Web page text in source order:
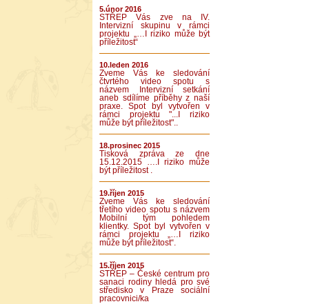
5.únor 2016
STŘEP Vás zve na IV.
Intervizní skupinu v rámci
projektu „…I riziko může být
příležitost“
10.leden 2016
Zveme Vás ke sledování
čtvrtého video spotu s
názvem Intervizní setkání
aneb sdílíme příběhy z naší
praxe. Spot byl vytvořen v
rámci projektu "...I riziko
může být příležitost"..
18.prosinec 2015
Tisková zpráva ze dne
15.12.2015 ….I riziko může
být příležitost .
19.říjen 2015
Zveme Vás ke sledování
třetího video spotu s názvem
Mobilní tým pohledem
klientky. Spot byl vytvořen v
rámci projektu „…I riziko
může být příležitost“.
15.říjen 2015
STŘEP – České centrum pro
sanaci rodiny hledá pro své
středisko v Praze sociální
pracovnici/ka